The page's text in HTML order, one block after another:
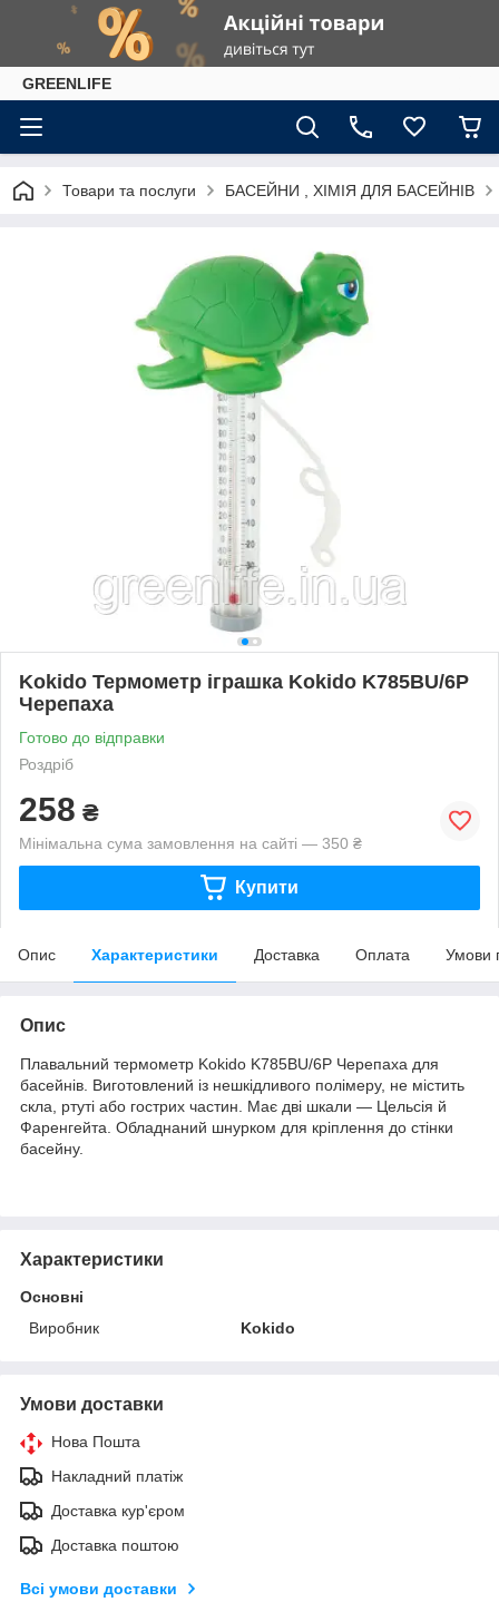
GREENLIFE
Товари та послуги БАСЕЙНИ , ХІМІЯ ДЛЯ БАСЕЙНІВ
Kokido Термометр іграшка Kokido K785BU/6P
Черепаха
Готово до відправки
Роздріб
258 ₴
Мінімальна сума замовлення на сайті — 350 ₴
Купити
Опис Характеристики Доставка Оплата Умови
Опис
Плавальний термометр Kokido K785BU/6P Черепаха для
басейнів. Виготовлений із нешкідливого полімеру, не містить
скла, ртуті або гострих частин. Має дві шкали — Цельсія й
Фаренгейта. Обладнаний шнурком для кріплення до стінки
басейну.
Характеристики
Основні
Виробник
Kokido
Умови доставки
Нова Пошта
Накладний платіж
Доставка кур'єром
Доставка поштою
Всі умови доставки